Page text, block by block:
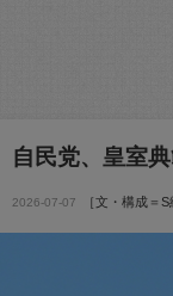
自民党、皇室
2026-07-07 ［文・構成＝S